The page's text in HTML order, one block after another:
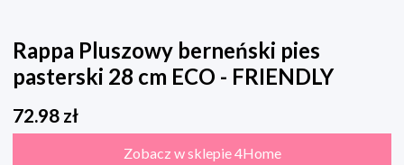
Rappa Pluszowy berneński pies
pasterski 28 cm ECO - FRIENDLY
72.98 zł
Zobacz w sklepie 4Home